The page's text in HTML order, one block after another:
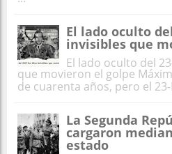
El lado oculto
invisibles que
El lado oculto del
que movieron el golpe
de cuarenta años, pero el 23-
La Segunda
cargaron
estado